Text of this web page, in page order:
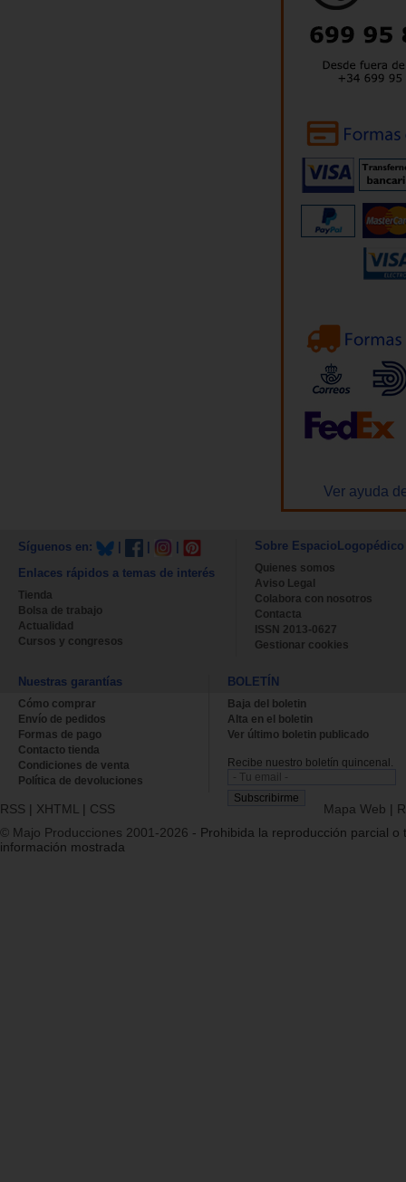
Ver ayuda
Síguenos en:
Enlaces rápidos a temas de interés
Tienda
Bolsa de trabajo
Actualidad
Cursos y congresos
Sobre EspacioLogopédico
Quienes somos
Aviso Legal
Colabora con nosotros
Contacta
ISSN 2013-0627
Gestionar cookies
Nuestras garantías
Cómo comprar
Envío de pedidos
Formas de pago
Contacto tienda
Condiciones de venta
Política de devoluciones
BOLETÍN
Baja del boletin
Alta en el boletin
Ver último boletin publicado
Recibe nuestro boletín quincenal.
RSS | XHTML | CSS Mapa Web |
© Majo Producciones 2001-2026 - Prohibida la reproducción parcial o
información mostrada